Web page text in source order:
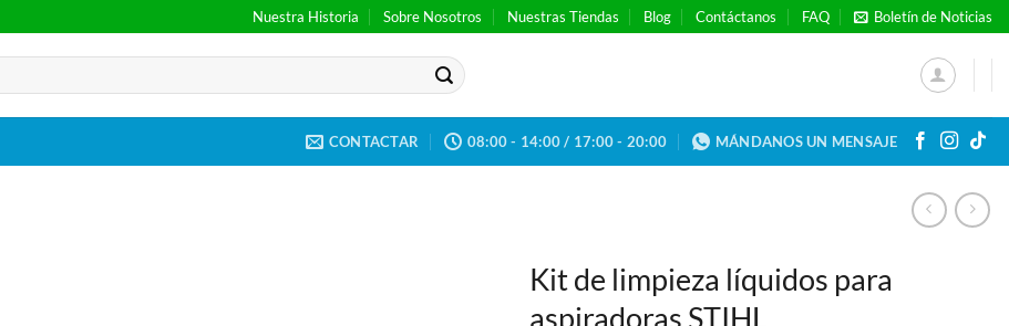
Nuestra Historia Sobre Nosotros Nuestras Tiendas Blog Contáctanos FAQ Boletín de Noticias
CONTACTAR 08:00 - 14:00 / 17:00 - 20:00 MÁNDANOS UN MENSAJE
Kit de limpieza líquidos para
aspiradoras STIHL